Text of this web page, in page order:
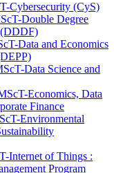
Cybersecurity (CyS)
Double Degree
(DDDF)
Data and Economics
Data Science and
Economics, Data
Finance
Environmental
Internet of Things :
Program